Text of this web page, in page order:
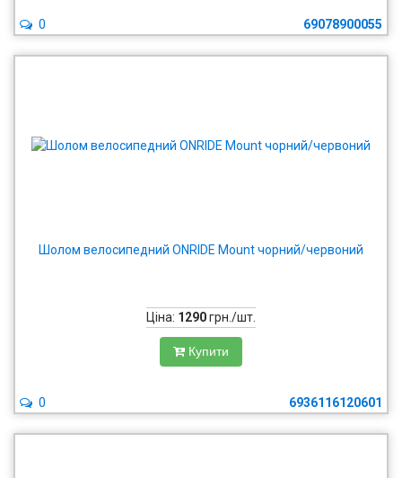
69078900055
0
Шолом велосипедний ONRIDE Mount чорний/червоний
Ціна: 1290грн./шт.
Купити
6936116120601
0